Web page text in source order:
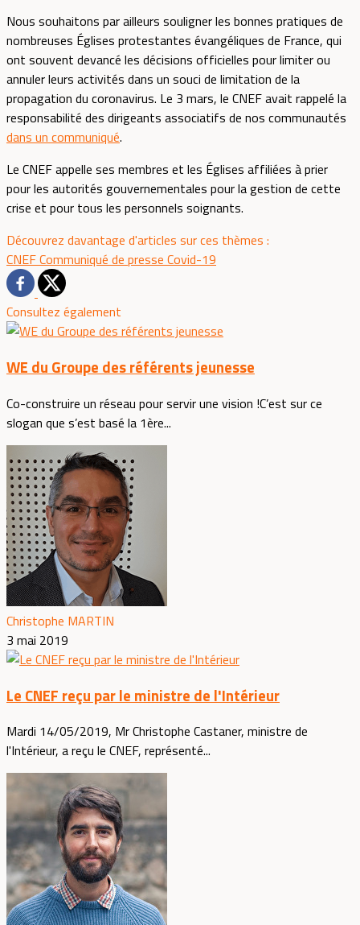
Nous souhaitons par ailleurs souligner les bonnes pratiques de
nombreuses Églises protestantes évangéliques de France, qui
ont souvent devancé les décisions officielles pour limiter ou
annuler leurs activités dans un souci de limitation de la
propagation du coronavirus. Le 3 mars, le CNEF avait rappelé la
responsabilité des dirigeants associatifs de nos communautés
dans un communiqué.
Le CNEF appelle ses membres et les Églises affiliées à prier
pour les autorités gouvernementales pour la gestion de cette
crise et pour tous les personnels soignants.
Découvrez davantage d'articles sur ces thèmes :
CNEFCommuniqué de presse Covid-19
Consultez également
WE du Groupe des référents jeunesse
Co-construire un réseau pour servir une vision !C’est sur ce
slogan que s’est basé la 1ère...
Christophe MARTIN
3 mai 2019
Le CNEF reçu par le ministre de l'Intérieur
Mardi 14/05/2019, Mr Christophe Castaner, ministre de
l'Intérieur, a reçu le CNEF, représenté...